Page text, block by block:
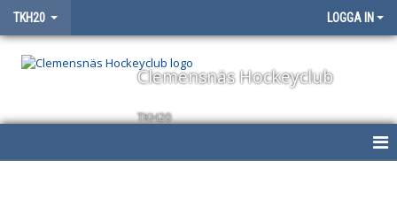
TKH20 LOGGA IN
Clemensnäs Hockeyclub
TKH20